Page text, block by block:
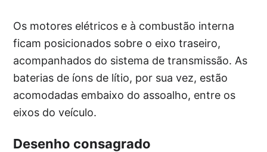
Os motores elétricos e à combustão interna
ficam posicionados sobre o eixo traseiro,
acompanhados do sistema de transmissão. As
baterias de íons de lítio, por sua vez, estão
acomodadas embaixo do assoalho, entre os
eixos do veículo.
Desenho consagrado